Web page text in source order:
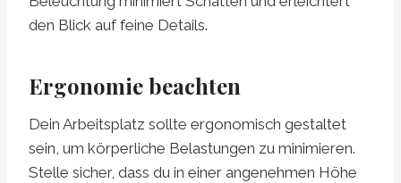
den Blick auf feine Details.
Ergonomie beachten
Dein Arbeitsplatz sollte ergonomisch gestaltet
sein, um körperliche Belastungen zu minimieren.
Stelle sicher, dass du in einer angenehmen Höhe